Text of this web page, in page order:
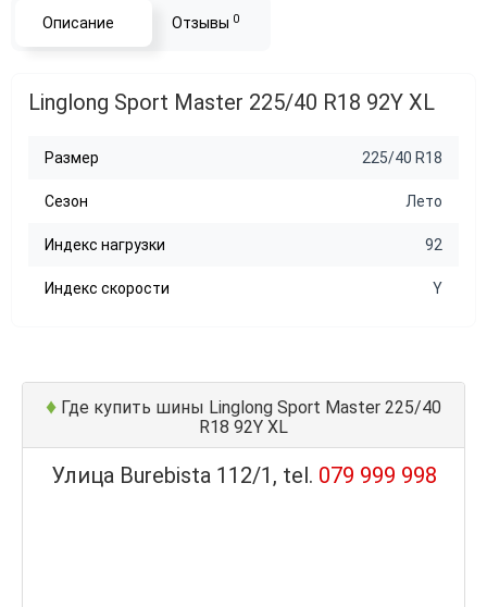
Описание Отзывы 0
Linglong Sport Master 225/40 R18 92Y XL
Размер 225/40 R18
Сезон Лето
Индекс нагрузки 92
Индекс скорости Y
♦ Где купить шины Linglong Sport Master 225/40
R18 92Y XL
Улица Burebista 112/1, tel. 079 999 998